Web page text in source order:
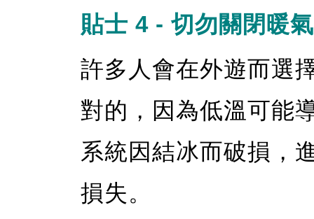
貼士 4 - 切勿關閉暖
許多人會在外遊而選
對的，因為低溫可能
系統因結冰而破損，
損失。